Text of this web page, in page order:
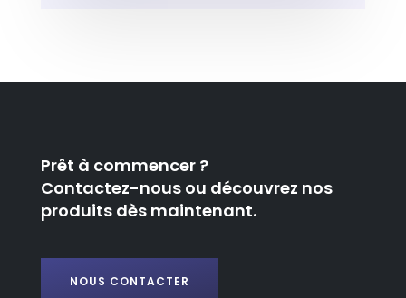
Prêt à commencer ?
Contactez-nous ou découvrez nos
produits dès maintenant.
NOUS CONTACTER